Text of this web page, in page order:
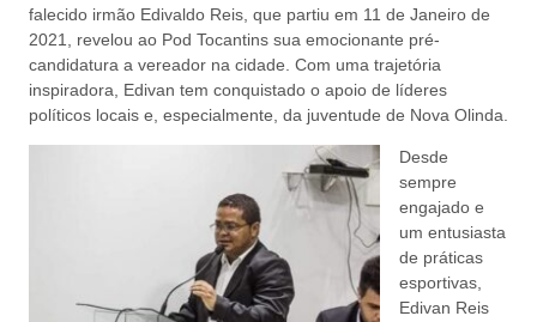
falecido irmão Edivaldo Reis, que partiu em 11 de Janeiro de
2021, revelou ao Pod Tocantins sua emocionante pré-
candidatura a vereador na cidade. Com uma trajetória
inspiradora, Edivan tem conquistado o apoio de líderes
políticos locais e, especialmente, da juventude de Nova Olinda.
Desde
sempre
engajado e
um entusiasta
de práticas
esportivas,
Edivan Reis